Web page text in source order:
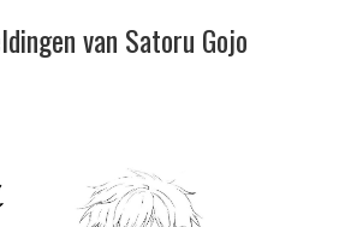
van Satoru Gojo